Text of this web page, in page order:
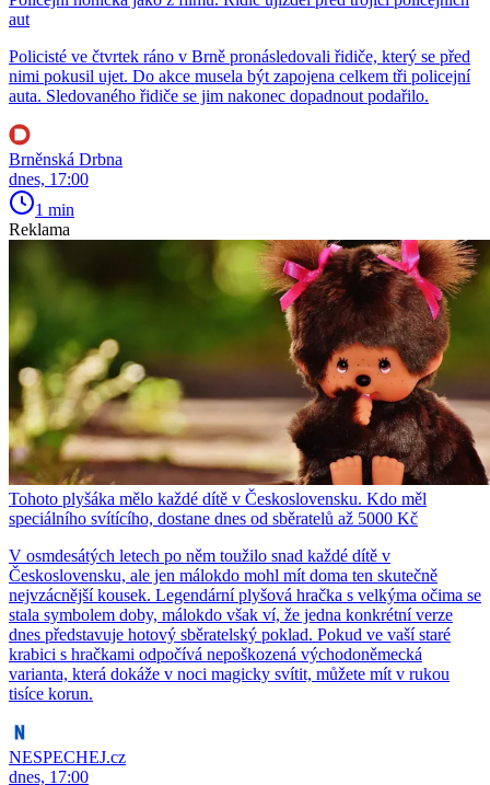
aut
Policisté ve čtvrtek ráno v Brně pronásledovali řidiče, který se před
nimi pokusil ujet. Do akce musela být zapojena celkem tři policejní
auta. Sledovaného řidiče se jim nakonec dopadnout podařilo.
Brněnská Drbna
dnes, 17:00
1 min
Reklama
Tohoto plyšáka mělo každé dítě v Československu. Kdo měl
speciálního svítícího, dostane dnes od sběratelů až 5000 Kč
V osmdesátých letech po něm toužilo snad každé dítě v
Československu, ale jen málokdo mohl mít doma ten skutečně
nejvzácnější kousek. Legendární plyšová hračka s velkýma očima se
stala symbolem doby, málokdo však ví, že jedna konkrétní verze
dnes představuje hotový sběratelský poklad. Pokud ve vaší staré
krabici s hračkami odpočívá nepoškozená východoněmecká
varianta, která dokáže v noci magicky svítit, můžete mít v rukou
tisíce korun.
NESPECHEJ.cz
dnes, 17:00